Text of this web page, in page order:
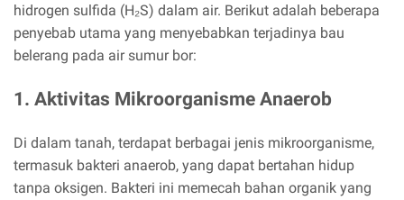
hidrogen sulfida (H₂S) dalam air. Berikut adalah beberapa
penyebab utama yang menyebabkan terjadinya bau
belerang pada air sumur bor:
1. Aktivitas Mikroorganisme Anaerob
Di dalam tanah, terdapat berbagai jenis mikroorganisme,
termasuk bakteri anaerob, yang dapat bertahan hidup
tanpa oksigen. Bakteri ini memecah bahan organik yang